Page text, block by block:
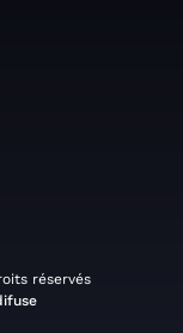
réservés